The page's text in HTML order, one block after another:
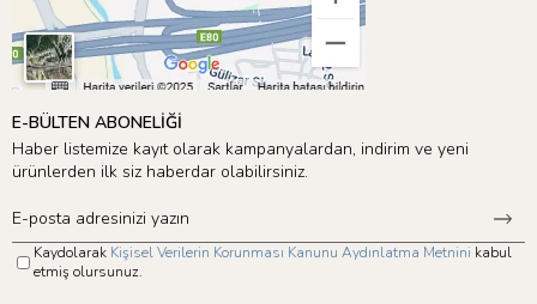
E-BÜLTEN ABONELİĞİ
Haber listemize kayıt olarak kampanyalardan, indirim ve yeni
ürünlerden ilk siz haberdar olabilirsiniz.
Kaydolarak Kişisel Verilerin Korunması Kanunu Aydınlatma Metnini kabul
etmiş olursunuz.